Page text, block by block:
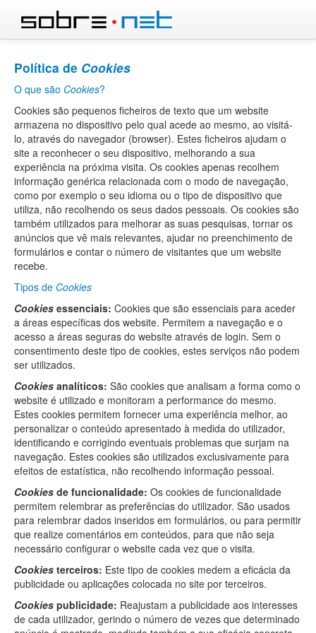
Política de Cookies
O que são Cookies?
Cookies são pequenos ficheiros de texto que um website
armazena no dispositivo pelo qual acede ao mesmo, ao visitá-
lo, através do navegador (browser). Estes ficheiros ajudam o
site a reconhecer o seu dispositivo, melhorando a sua
experiência na próxima visita. Os cookies apenas recolhem
informação genérica relacionada com o modo de navegação,
como por exemplo o seu idioma ou o tipo de dispositivo que
utiliza, não recolhendo os seus dados pessoais. Os cookies são
também utilizados para melhorar as suas pesquisas, tornar os
anúncios que vê mais relevantes, ajudar no preenchimento de
formulários e contar o número de visitantes que um website
recebe.
Tipos de Cookies
Cookies essenciais: Cookies que são essenciais para aceder
a áreas específicas dos website. Permitem a navegação e o
acesso a áreas seguras do website através de login. Sem o
consentimento deste tipo de cookies, estes serviços não podem
ser utilizados.
Cookies analíticos: São cookies que analisam a forma como o
website é utilizado e monitoram a performance do mesmo.
Estes cookies permitem fornecer uma experiência melhor, ao
personalizar o conteúdo apresentado à medida do utilizador,
identificando e corrigindo eventuais problemas que surjam na
navegação. Estes cookies são utilizados exclusivamente para
efeitos de estatística, não recolhendo informação pessoal.
Cookies de funcionalidade: Os cookies de funcionalidade
permitem relembrar as preferências do utilizador. São usados
para relembrar dados inseridos em formulários, ou para permitir
que realize comentários em conteúdos, para que não seja
necessário configurar o website cada vez que o visita.
Cookies terceiros: Este tipo de cookies medem a eficácia da
publicidade ou aplicações colocada no site por terceiros.
Cookies publicidade: Reajustam a publicidade aos interesses
de cada utilizador, gerindo o número de vezes que determinado